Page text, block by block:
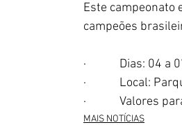
Este campeonato
campeões
·            Dias:
·
·
MAIS NOTÍCIAS